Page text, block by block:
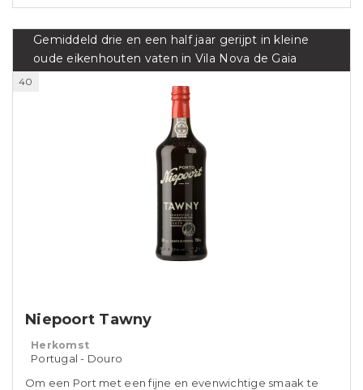
Gemiddeld drie en een half jaar gerijpt in kleine
oude eikenhouten vaten in Vila Nova de Gaia
40
Niepoort Tawny
Herkomst
Portugal - Douro
Om een ​​Port met een fijne en evenwichtige smaak te